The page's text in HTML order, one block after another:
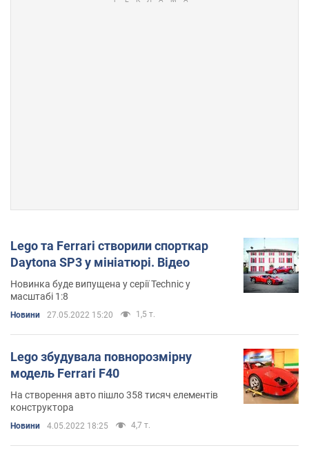
Lego та Ferrari створили спорткар
Daytona SP3 у мініатюрі. Відео
Новинка буде випущена у серії Technic у
масштабі 1:8
Новини 27.05.2022 15:20 1,5 т.
Lego збудувала повнорозмірну
модель Ferrari F40
На створення авто пішло 358 тисяч елементів
конструктора
Новини 4.05.2022 18:25 4,7 т.